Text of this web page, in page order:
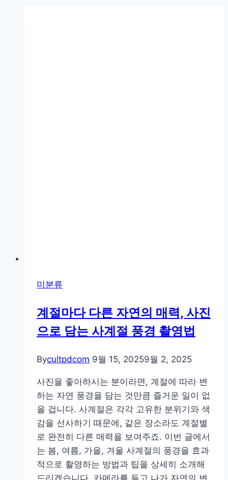
미분류
계절마다 다른 자연의 매력, 사진
으로 담는 사계절 풍경 촬영법
Bycultpdcom 9월 15, 20259월 2, 2025
사진을 좋아하시는 분이라면, 계절에 따라 변
하는 자연 풍경을 담는 것만큼 즐거운 일이 없
을 겁니다. 사계절은 각각 고유한 분위기와 색
감을 선사하기 때문에, 같은 장소라도 계절별
로 완전히 다른 매력을 보여주죠. 이번 글에서
는 봄, 여름, 가을, 겨울 사계절의 풍경을 효과
적으로 촬영하는 방법과 팁을 상세히 소개해
드리겠습니다. 카메라를 들고 나가 자연의 변